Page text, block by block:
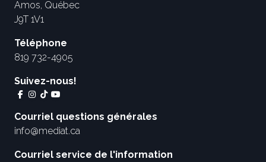
Amos, Québec
J9T 1V1
Téléphone
819 732-4905
Suivez-nous!
Courriel questions générales
info@mediat.ca
Courriel service de l'information